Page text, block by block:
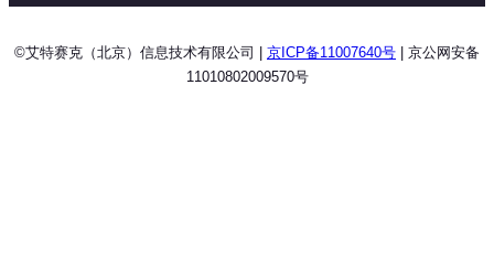
©艾特赛克（北京）信息技术有限公司 | 京ICP备11007640号 | 京公网安备
11010802009570号